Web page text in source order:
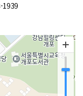
1939